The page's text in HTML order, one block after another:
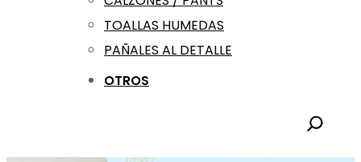
TOALLAS HUMEDAS
PAÑALES AL DETALLE
OTROS